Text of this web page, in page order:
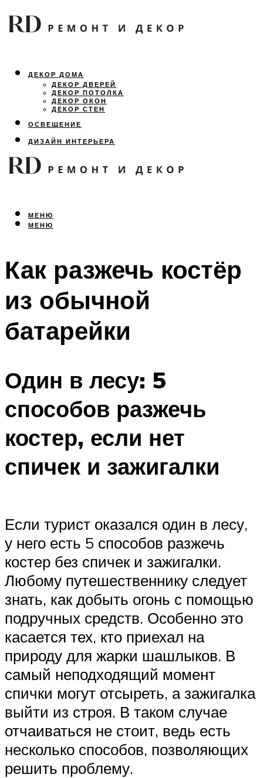
ДЕКОР ДОМА
ДЕКОР ДВЕРЕЙ
ДЕКОР ПОТОЛКА
ДЕКОР ОКОН
ДЕКОР СТЕН
ОСВЕЩЕНИЕ
ДИЗАЙН ИНТЕРЬЕРА
ЛАНДШАФТНЫЙ ДИЗАЙН
ВСЕ ПРО РЕМОНТ
МЕНЮ
МЕНЮ
Как разжечь костёр
из обычной
батарейки
Один в лесу: 5
способов разжечь
костер, если нет
спичек и зажигалки
Если турист оказался один в лесу,
у него есть 5 способов разжечь
костер без спичек и зажигалки.
Любому путешественнику следует
знать, как добыть огонь с помощью
подручных средств. Особенно это
касается тех, кто приехал на
природу для жарки шашлыков. В
самый неподходящий момент
спички могут отсыреть, а зажигалка
выйти из строя. В таком случае
отчаиваться не стоит, ведь есть
несколько способов, позволяющих
решить проблему.